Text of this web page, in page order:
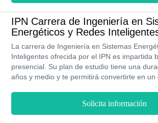
administrativos o financieros. Esta carrera
largo de 8 a 9 semestres en modalidad
IPN Carrera de Ingeniería en
Energéticos y Redes
La carrera de Ingeniería en Sistemas
Inteligentes ofrecida por el IPN es impartida
presencial. Su plan de estudio tiene una
años y medio y te permitirá convertirte en un
tecnología relacionada y su optimización. Se
profesionales con este título ganan $15,346
Solicita información